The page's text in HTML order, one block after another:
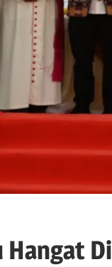
Hangat